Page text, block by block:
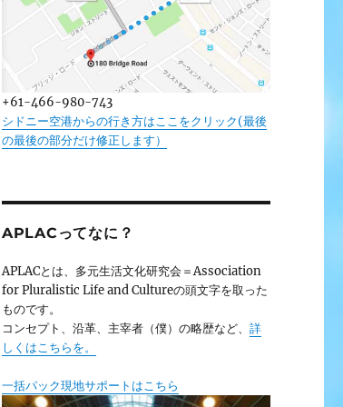
+61-466-980-743
シドニー空港からの行き方はここをクリック(最後
の最後の部分だけ修正します）
APLACってなに？
APLACとは、多元生活文化研究会＝Association
for Pluralistic Life and Cultureの頭文字を取った
ものです。
コンセプト、沿革、主宰者（僕）の略歴など、 詳
しくはこちらを。
一括パック現地サポートはこちら